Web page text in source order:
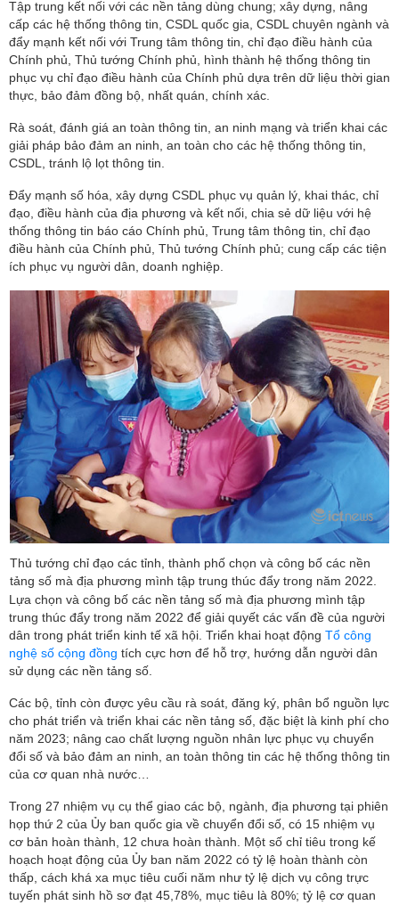
Tập trung kết nối với các nền tảng dùng chung; xây dựng, nâng
cấp các hệ thống thông tin, CSDL quốc gia, CSDL chuyên ngành và
đẩy mạnh kết nối với Trung tâm thông tin, chỉ đạo điều hành của
Chính phủ, Thủ tướng Chính phủ, hình thành hệ thống thông tin
phục vụ chỉ đạo điều hành của Chính phủ dựa trên dữ liệu thời gian
thực, bảo đảm đồng bộ, nhất quán, chính xác.
Rà soát, đánh giá an toàn thông tin, an ninh mạng và triển khai các
giải pháp bảo đảm an ninh, an toàn cho các hệ thống thông tin,
CSDL, tránh lộ lọt thông tin.
Đẩy mạnh số hóa, xây dựng CSDL phục vụ quản lý, khai thác, chỉ
đạo, điều hành của địa phương và kết nối, chia sẻ dữ liệu với hệ
thống thông tin báo cáo Chính phủ, Trung tâm thông tin, chỉ đạo
điều hành của Chính phủ, Thủ tướng Chính phủ; cung cấp các tiện
ích phục vụ người dân, doanh nghiệp.
Thủ tướng chỉ đạo các tỉnh, thành phố chọn và công bố các nền
tảng số mà địa phương mình tập trung thúc đẩy trong năm 2022.
Lựa chọn và công bố các nền tảng số mà địa phương mình tập
trung thúc đẩy trong năm 2022 để giải quyết các vấn đề của người
dân trong phát triển kinh tế xã hội. Triển khai hoạt động Tổ công
nghệ số cộng đồng tích cực hơn để hỗ trợ, hướng dẫn người dân
sử dụng các nền tảng số.
Các bộ, tỉnh còn được yêu cầu rà soát, đăng ký, phân bổ nguồn lực
cho phát triển và triển khai các nền tảng số, đặc biệt là kinh phí cho
năm 2023; nâng cao chất lượng nguồn nhân lực phục vụ chuyển
đổi số và bảo đảm an ninh, an toàn thông tin các hệ thống thông tin
của cơ quan nhà nước…
Trong 27 nhiệm vụ cụ thể giao các bộ, ngành, địa phương tại phiên
họp thứ 2 của Ủy ban quốc gia về chuyển đổi số, có 15 nhiệm vụ
cơ bản hoàn thành, 12 chưa hoàn thành. Một số chỉ tiêu trong kế
hoạch hoạt động của Ủy ban năm 2022 có tỷ lệ hoàn thành còn
thấp, cách khá xa mục tiêu cuối năm như tỷ lệ dịch vụ công trực
tuyến phát sinh hồ sơ đạt 45,78%, mục tiêu là 80%; tỷ lệ cơ quan